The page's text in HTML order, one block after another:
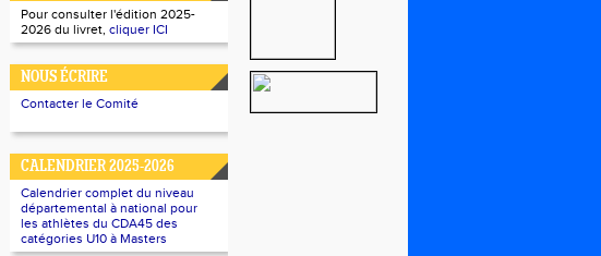
Pour consulter l'édition 2025-
2026 du livret, cliquer ICI
NOUS ÉCRIRE
Contacter le Comité
CALENDRIER 2025-2026
Calendrier complet du niveau
départemental à national pour
les athlètes du CDA45 des
catégories U10 à Masters